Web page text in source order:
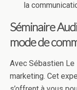
la
Séminaire
mode de
Avec Sébastien Le
marketing. Cet